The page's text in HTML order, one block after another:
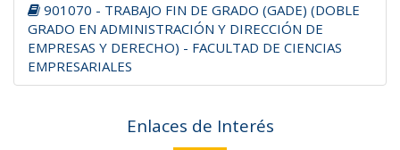
901070 - TRABAJO FIN DE GRADO (GADE) (DOBLE
GRADO EN ADMINISTRACIÓN Y DIRECCIÓN DE
EMPRESAS Y DERECHO) - FACULTAD DE CIENCIAS
EMPRESARIALES
Enlaces de Interés